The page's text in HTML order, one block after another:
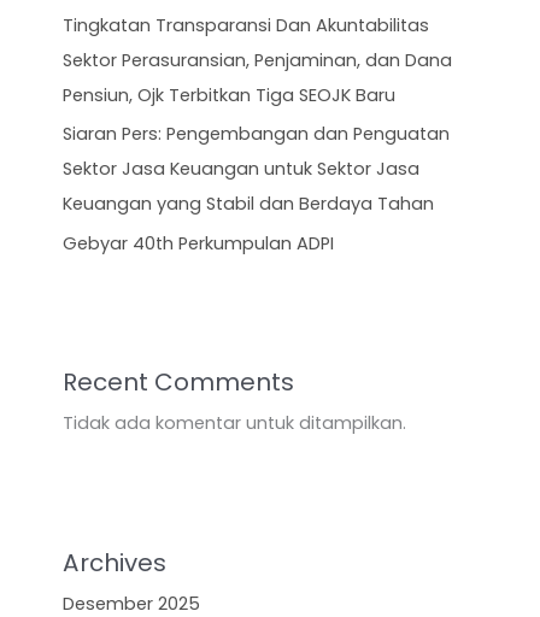
Tingkatan Transparansi Dan Akuntabilitas
Sektor Perasuransian, Penjaminan, dan Dana
Pensiun, Ojk Terbitkan Tiga SEOJK Baru
Siaran Pers: Pengembangan dan Penguatan
Sektor Jasa Keuangan untuk Sektor Jasa
Keuangan yang Stabil dan Berdaya Tahan
Gebyar 40th Perkumpulan ADPI
Recent Comments
Tidak ada komentar untuk ditampilkan.
Archives
Desember 2025